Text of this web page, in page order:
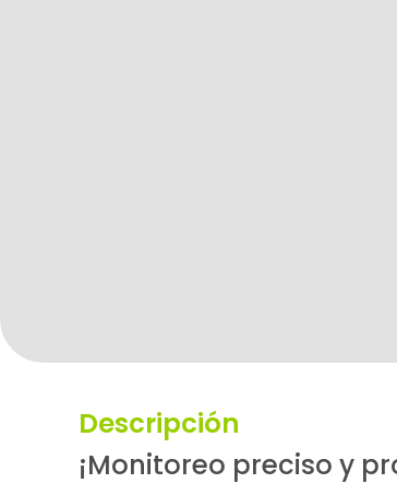
Descripción
¡Monitoreo preciso y